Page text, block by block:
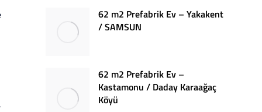
62 m2 Prefabrik Ev – Yakakent
/ SAMSUN
62 m2 Prefabrik Ev –
Kastamonu / Daday Karaağaç
Köyü